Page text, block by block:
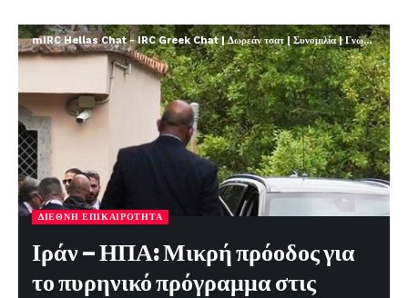
mIRC Hellas Chat - IRC Greek Chat | Δωρεάν τσατ | Συνομιλία | Γνωριμίες | FREE
ΔΙΕΘΝΉ ΕΠΙΚΑΙΡΌΤΗΤΑ
Ιράν – ΗΠΑ: Μικρή πρόοδος για
το πυρηνικό πρόγραμμα στις